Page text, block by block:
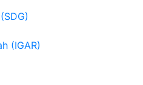
(IGAR)